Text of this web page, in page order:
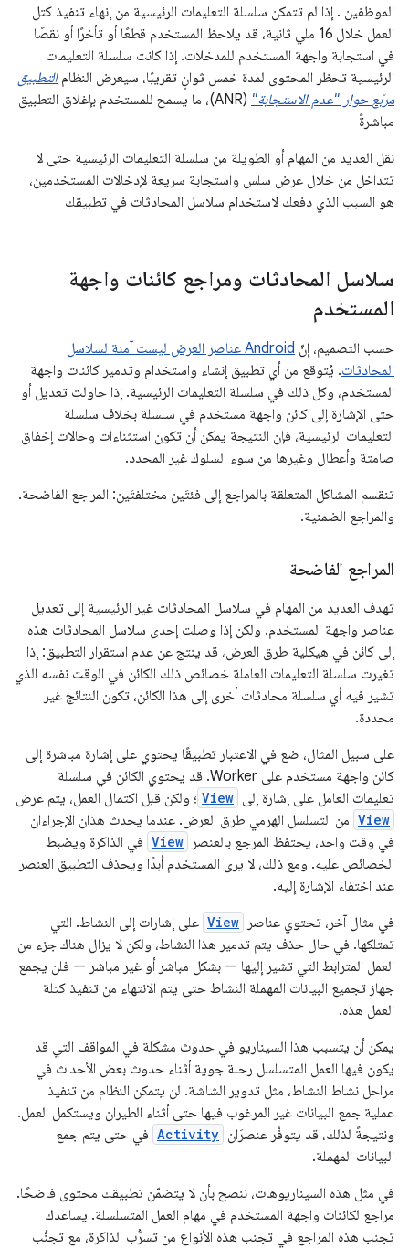
الموظفين . إذا لم تتمكن سلسلة التعليمات الرئيسية من إنهاء تنفيذ كتل
العمل خلال 16 ملي ثانية، قد يلاحظ المستخدم قطعًا أو تأخرًا أو نقصًا
في استجابة واجهة المستخدم للمدخلات. إذا كانت سلسلة التعليمات
الرئيسية تحظر المحتوى لمدة خمس ثوانٍ تقريبًا، سيعرض النظامالتطبيق
مربّع حوار "عدم الاستجابة"
(ANR)، ما يسمح للمستخدم بإغلاق التطبيق
مباشرةً
نقل العديد من المهام أو الطويلة من سلسلة التعليمات الرئيسية حتى لا
تتداخل من خلال عرض سلس واستجابة سريعة لإدخالات المستخدمين،
هو السبب الذي دفعك لاستخدام سلاسل المحادثات في تطبيقك
سلاسل المحادثات ومراجع كائنات واجهة
المستخدم
حسب التصميم، إنّ
Android عناصر العرض ليست آمنة لسلاسل
المحادثات. يُتوقع من أي تطبيق إنشاء واستخدام وتدمير كائنات واجهة
المستخدم، وكل ذلك في سلسلة التعليمات الرئيسية. إذا حاولت تعديل أو
حتى الإشارة إلى كائن واجهة مستخدم في سلسلة بخلاف سلسلة
التعليمات الرئيسية، فإن النتيجة يمكن أن تكون استثناءات وحالات إخفاق
صامتة وأعطال وغيرها من سوء السلوك غير المحدد.
تنقسم المشاكل المتعلقة بالمراجع إلى فئتَين مختلفتَين: المراجع الفاضحة.
والمراجع الضمنية.
المراجع الفاضحة
تهدف العديد من المهام في سلاسل المحادثات غير الرئيسية إلى تعديل
عناصر واجهة المستخدم. ولكن إذا وصلت إحدى سلاسل المحادثات هذه
إلى كائن في هيكلية طرق العرض، قد ينتج عن عدم استقرار التطبيق: إذا
تغيرت سلسلة التعليمات العاملة خصائص ذلك الكائن في الوقت نفسه الذي
تشير فيه أي سلسلة محادثات أخرى إلى هذا الكائن، تكون النتائج غير
محددة.
على سبيل المثال، ضع في الاعتبار تطبيقًا يحتوي على إشارة مباشرة إلى
كائن واجهة مستخدم على Worker. قد يحتوي الكائن في سلسلة
تعليمات العامل على إشارة إلى View ؛ ولكن قبل اكتمال العمل، يتم عرض
View من التسلسل الهرمي طرق العرض. عندما يحدث هذان الإجراءان
في وقت واحد، يحتفظ المرجع بالعنصر
View في الذاكرة ويضبط
الخصائص عليه. ومع ذلك، لا يرى المستخدم أبدًا ويحذف التطبيق العنصر
عند اختفاء الإشارة إليه.
في مثال آخر، تحتوي عناصر
View على إشارات إلى النشاط. التي
تمتلكها. في حال حذف يتم تدمير هذا النشاط، ولكن لا يزال هناك جزء من
العمل المترابط التي تشير إليها — بشكل مباشر أو غير مباشر — فلن يجمع
جهاز تجميع البيانات المهملة النشاط حتى يتم الانتهاء من تنفيذ كتلة
العمل هذه.
يمكن أن يتسبب هذا السيناريو في حدوث مشكلة في المواقف التي قد
يكون فيها العمل المتسلسل رحلة جوية أثناء حدوث بعض الأحداث في
مراحل نشاط النشاط، مثل تدوير الشاشة. لن يتمكن النظام من تنفيذ
عملية جمع البيانات غير المرغوب فيها حتى أثناء الطيران ويستكمل العمل.
ونتيجةً لذلك، قد يتوفَّر عنصرَان Activity في حتى يتم جمع
البيانات المهملة.
في مثل هذه السيناريوهات، ننصح بأن لا يتضمّن تطبيقك محتوى فاضحًا.
مراجع لكائنات واجهة المستخدم في مهام العمل المتسلسلة. يساعدك
تجنب هذه المراجع في تجنب هذه الأنواع من تسرُّب الذاكرة، مع تجنُّب